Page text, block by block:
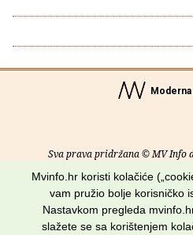
Sva prava pridržana © MV Info
Uvjeti
Potraži
Mvinfo.hr koristi kolačiće
vam pružio bolje korisničko
Nastavkom pregleda
slažete se sa korištenjem